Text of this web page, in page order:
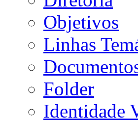
Objetivos
Linhas
Folder
Identidade